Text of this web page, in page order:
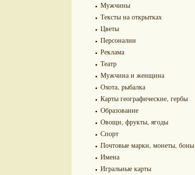
Мужчины
Тексты на открытках
Цветы
Персоналии
Реклама
Театр
Мужчина и женщина
Охота, рыбалка
Карты географические, гербы
Образование
Овощи, фрукты, ягоды
Спорт
Почтовые марки, монеты, боны
Имена
Игральные карты